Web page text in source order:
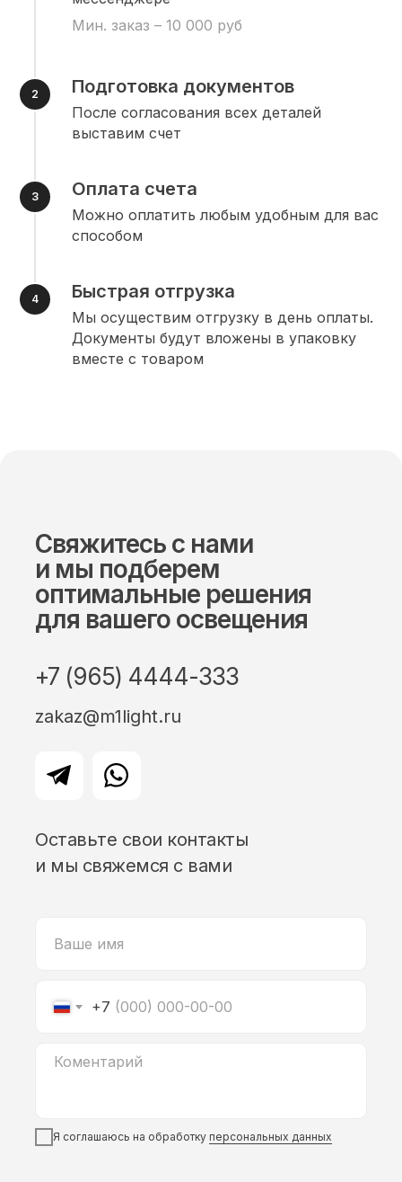
Мин. заказ – 10 000 руб
Подготовка документов
После согласования всех деталей
выставим счет
Оплата счета
Можно оплатить любым удобным для вас
способом
Быстрая отгрузка
Мы осуществим отгрузку в день оплаты.
Документы будут вложены в упаковку
вместе с товаром
+7 (965) 4444-333
+7
Я соглашаюсь на обработку персональных данных
Оставьте свои контакты
и мы свяжемся с вами
zakaz@m1light.ru
Свяжитесь с нами
и мы подберем
оптимальные решения
для вашего освещения